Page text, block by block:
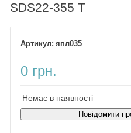
SDS22-355 T
япл035
0 грн.
Немає в наявності
Повідомити